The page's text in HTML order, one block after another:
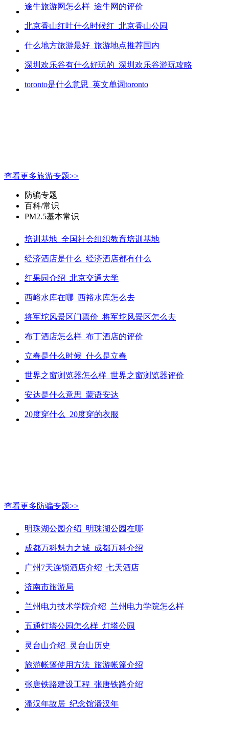
途牛旅游网怎么样_途牛网的评价
北京香山红叶什么时候红_北京香山公园
什么地方旅游最好_旅游地点推荐国内
深圳欢乐谷有什么好玩的_深圳欢乐谷游玩攻略
toronto是什么意思_英文单词toronto
查看更多旅游专题>>
防骗专题
百科/常识
PM2.5基本常识
培训基地_全国社会组织教育培训基地
经济酒店是什么_经济酒店都有什么
红果园介绍_北京交通大学
西峪水库在哪_西裕水库怎么去
将军坨风景区门票价_将军坨风景区怎么去
布丁酒店怎么样_布丁酒店的评价
立春是什么时候_什么是立春
世界之窗浏览器怎么样_世界之窗浏览器评价
安达是什么意思_蒙语安达
20度穿什么_20度穿的衣服
查看更多防骗专题>>
明珠湖公园介绍_明珠湖公园在哪
成都万科魅力之城_成都万科介绍
广州7天连锁酒店介绍_七天酒店
济南市旅游局
兰州电力技术学院介绍_兰州电力学院怎么样
五通灯塔公园怎么样_灯塔公园
灵台山介绍_灵台山历史
旅游帐篷使用方法_旅游帐篷介绍
张唐铁路建设工程_张唐铁路介绍
潘汉年故居_纪念馆潘汉年